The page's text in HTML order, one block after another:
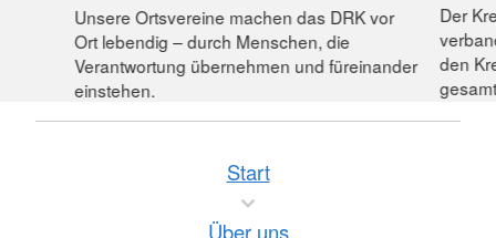
Unsere Ortsvereine machen das DRK vor
Ort lebendig – durch Menschen, die
Verantwortung übernehmen und füreinander
einstehen.
Der
den
Start
Über uns